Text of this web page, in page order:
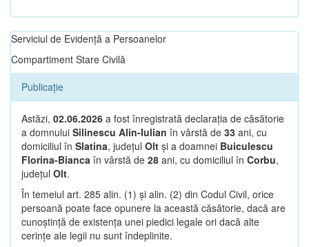
Serviciul de Evidență a Persoanelor
Compartiment Stare Civilă
Publicație
Astăzi, 02.06.2026 a fost înregistrată declarația de căsătorie
a domnului Silinescu Alin-Iulian în vârstă de 33 ani, cu
domiciliul în Slatina, județul Olt și a doamnei Buiculescu
Florina-Bianca în vârstă de 28 ani, cu domiciliul în Corbu,
județul Olt.
În temeiul art. 285 alin. (1) și alin. (2) din Codul Civil, orice
persoană poate face opunere la această căsătorie, dacă are
cunoștință de existența unei piedici legale ori dacă alte
cerințe ale legii nu sunt îndeplinite.